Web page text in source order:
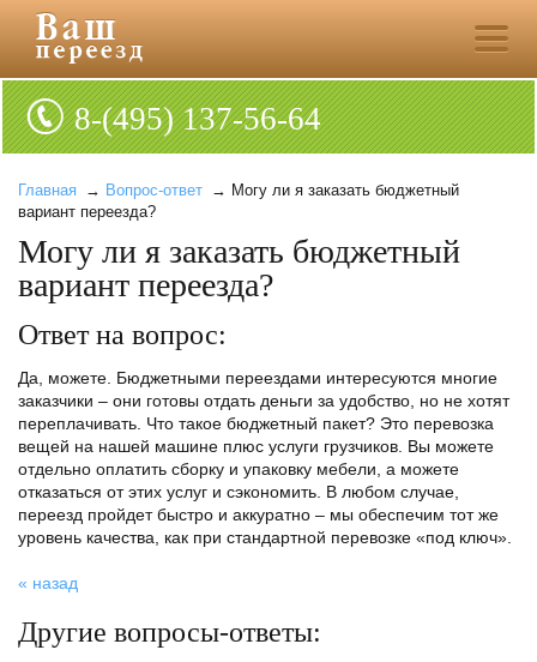
8-(495) 137-56-64
Главная → Вопрос-ответ → Могу ли я заказать бюджетный
вариант переезда?
Могу ли я заказать бюджетный
вариант переезда?
Ответ на вопрос:
Да, можете. Бюджетными переездами интересуются многие
заказчики – они готовы отдать деньги за удобство, но не хотят
переплачивать. Что такое бюджетный пакет? Это перевозка
вещей на нашей машине плюс услуги грузчиков. Вы можете
отдельно оплатить сборку и упаковку мебели, а можете
отказаться от этих услуг и сэкономить. В любом случае,
переезд пройдет быстро и аккуратно – мы обеспечим тот же
уровень качества, как при стандартной перевозке «под ключ».
« назад
Другие вопросы-ответы: